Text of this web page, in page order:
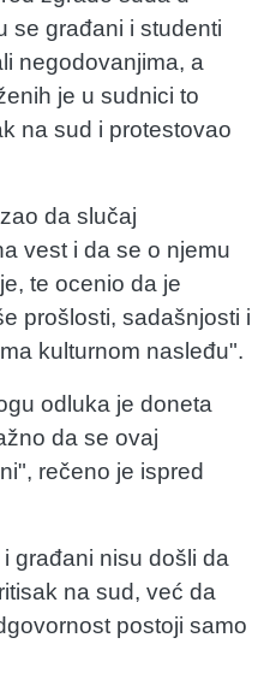
se građani i studenti
negodovanjima, a
je u sudnici to
na sud i protestovao
da slučaj
vest i da se o njemu
te ocenio da je
prošlosti, sadašnjosti i
kulturnom nasleđu".
odluka je doneta
da se ovaj
rečeno je ispred
građani nisu došli da
na sud, već da
postoji samo